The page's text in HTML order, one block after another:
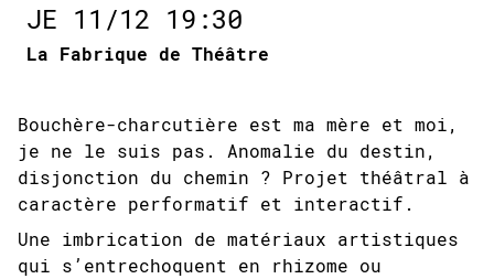
JE 11/12 19:30
La Fabrique de Théâtre
Bouchère-charcutière est ma mère et moi,
je ne le suis pas. Anomalie du destin,
disjonction du chemin ? Projet théâtral à
caractère performatif et interactif.
Une imbrication de matériaux artistiques
qui s’entrechoquent en rhizome ou